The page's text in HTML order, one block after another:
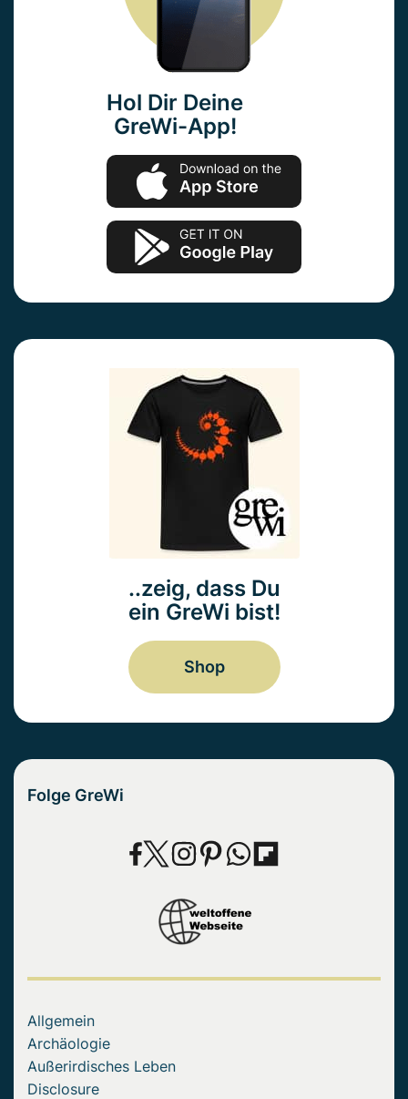
Hol Dir Deine
GreWi-App!
..zeig, dass Du
ein GreWi bist!
Shop
Folge GreWi
Allgemein
Archäologie
Außerirdisches Leben
Disclosure